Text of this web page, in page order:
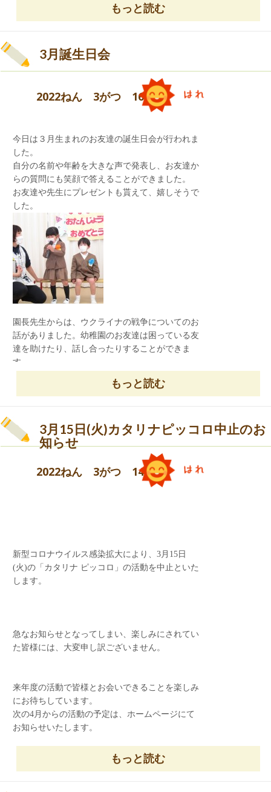
年長児19名が、立派に修了証書を受け取り、温か
い式となりました。
保護者の皆さま、お子様方のご卒園おめでとうご
ざいます。
青組さん、4月からの新しい出会いが待ち遠しい
ですね。
幼稚園から、先生たちは皆さんのことをいつまで
も応援していますよ！
また幼稚園に元気なお顔を見せに遊びに来てくだ
さいね。
もっと読む
3月誕生日会
2022ねん 3がつ 16にち
今日は３月生まれのお友達の誕生日会が行われま
した。
自分の名前や年齢を大きな声で発表し、お友達か
らの質問にも笑顔で答えることができました。
お友達や先生にプレゼントも貰えて、嬉しそうで
した。
園長先生からは、ウクライナの戦争についてのお
話がありました。幼稚園のお友達は困っている友
達を助けたり、話し合ったりすることができま
す。
全員で世界の平和をお祈りしました。
もっと読む
3月15日(火)カタリナピッコロ中止のお
知らせ
2022ねん 3がつ 14にち
新型コロナウイルス感染拡大により、3月15日
(火)の「カタリナ ピッコロ」の活動を中止といた
します。
急なお知らせとなってしまい、楽しみにされてい
た皆様には、大変申し訳ございません。
来年度の活動で皆様とお会いできることを楽しみ
にお待ちしています。
次の4月からの活動の予定は、ホームページにて
お知らせいたします。
もっと読む